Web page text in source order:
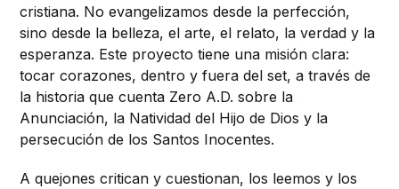
cristiana. No evangelizamos desde la perfección,
sino desde la belleza, el arte, el relato, la verdad y la
esperanza. Este proyecto tiene una misión clara:
tocar corazones, dentro y fuera del set, a través de
la historia que cuenta Zero A.D. sobre la
Anunciación, la Natividad del Hijo de Dios y la
persecución de los Santos Inocentes.
A quejones critican y cuestionan, los leemos y los